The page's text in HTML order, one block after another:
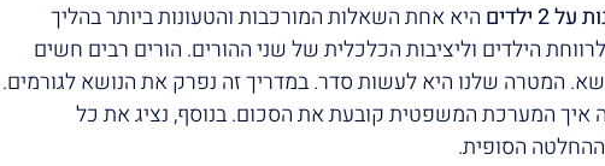
ילדים
היא אחת השאלות המורכבות והטעונות ביותר בהליך
לרווחת הילדים וליציבות הכלכלית של שני ההורים. הורים רבים חשים
המטרה שלנו היא לעשות סדר. במדריך זה נפרק את הנושא לגורמים.
איך המערכת המשפטית קובעת את הסכום. בנוסף, נציג את כל
הסופית.